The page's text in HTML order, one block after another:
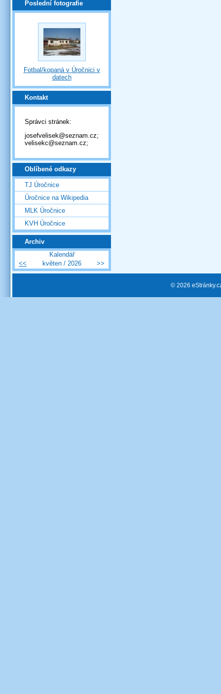
Poslední fotografie
Fotbal/kopaná v Úročnici v
datech
Kontakt
Správci stránek:
josefvelisek@seznam.cz;
velisekc@seznam.cz;
Oblíbené odkazy
TJ Úročnice
Úročnice na Wikipedia
MLK Úročnice
KVH Úročnice
Archiv
Kalendář
<<
květen / 2026 >>
© 2026